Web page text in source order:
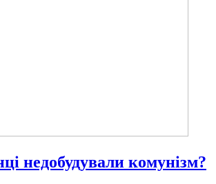
недобудували комунізм?